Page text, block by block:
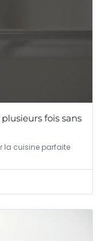
fois sans
la cuisine parfaite